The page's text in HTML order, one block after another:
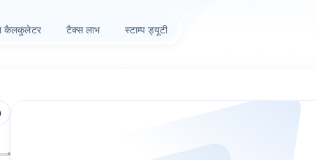
कैलकुलेटर टैक्स लाभ स्टाम्प ड्यूटी